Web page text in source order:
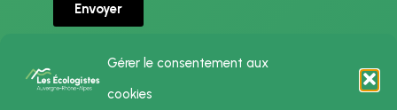
Gérer le consentement aux
cookies
Envoyer